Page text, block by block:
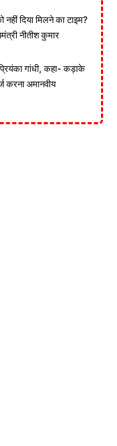
दिया मिलने का टाइम?
नीतीश कुमार
गांधी, कहा- कड़ाके
करना अमानवीय